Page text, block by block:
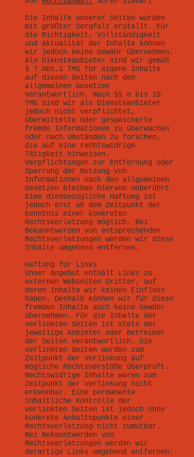
Die Inhalte unserer Seiten wurden
mit größter Sorgfalt erstellt. Für
die Richtigkeit, Vollständigkeit
und Aktualität der Inhalte können
wir jedoch keine Gewähr übernehmen.
Als Diensteanbieter sind wir gemäß
§ 7 Abs.1 TMG für eigene Inhalte
auf diesen Seiten nach den
allgemeinen Gesetzen
verantwortlich. Nach §§ 8 bis 10
TMG sind wir als Diensteanbieter
jedoch nicht verpflichtet,
übermittelte oder gespeicherte
fremde Informationen zu überwachen
oder nach Umständen zu forschen,
die auf eine rechtswidrige
Tätigkeit hinweisen.
Verpflichtungen zur Entfernung oder
Sperrung der Nutzung von
Informationen nach den allgemeinen
Gesetzen bleiben hiervon unberührt.
Eine diesbezügliche Haftung ist
jedoch erst ab dem Zeitpunkt der
Kenntnis einer konkreten
Rechtsverletzung möglich. Bei
Bekanntwerden von entsprechenden
Rechtsverletzungen werden wir diese
Inhalte umgehend entfernen.
Haftung für Links
Unser Angebot enthält Links zu
externen Webseiten Dritter, auf
deren Inhalte wir keinen Einfluss
haben. Deshalb können wir für diese
fremden Inhalte auch keine Gewähr
übernehmen. Für die Inhalte der
verlinkten Seiten ist stets der
jeweilige Anbieter oder Betreiber
der Seiten verantwortlich. Die
verlinkten Seiten wurden zum
Zeitpunkt der Verlinkung auf
mögliche Rechtsverstöße überprüft.
Rechtswidrige Inhalte waren zum
Zeitpunkt der Verlinkung nicht
erkennbar. Eine permanente
inhaltliche Kontrolle der
verlinkten Seiten ist jedoch ohne
konkrete Anhaltspunkte einer
Rechtsverletzung nicht zumutbar.
Bei Bekanntwerden von
Rechtsverletzungen werden wir
derartige Links umgehend entfernen.